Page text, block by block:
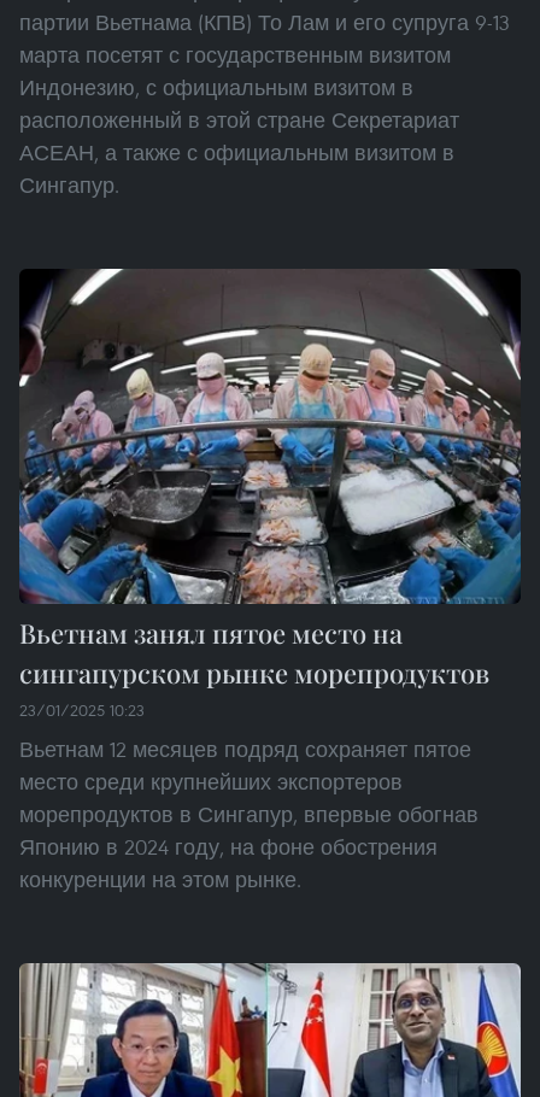
партии Вьетнама (КПВ) То Лам и его супруга 9-13
марта посетят с государственным визитом
Индонезию, с официальным визитом в
расположенный в этой стране Секретариат
АСЕАН, а также с официальным визитом в
Сингапур.
Вьетнам занял пятое место на
сингапурском рынке морепродуктов
23/01/2025 10:23
Вьетнам 12 месяцев подряд сохраняет пятое
место среди крупнейших экспортеров
морепродуктов в Сингапур, впервые обогнав
Японию в 2024 году, на фоне обострения
конкуренции на этом рынке.